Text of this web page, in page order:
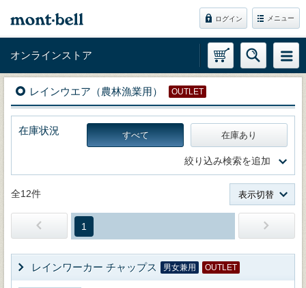
ログイン メニュー
オンラインストア
レインウエア（農林漁業用） OUTLET
在庫状況 すべて 在庫あり
絞り込み検索を追加
全12件 表示切替
1
レインワーカー チャップス 男女兼用 OUTLET